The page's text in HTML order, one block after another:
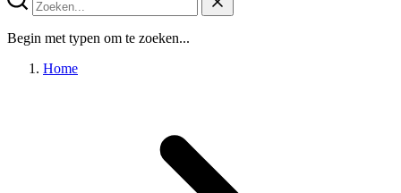
Begin met typen om te zoeken...
Home